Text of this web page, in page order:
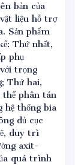
bản của
liệu hỗ trợ
Sản phẩm
Thứ nhất,
phụ
trọng
Thứ hai,
thể phân tán
hệ thống bia
đủ cục
duy trì
axit-
quá trình